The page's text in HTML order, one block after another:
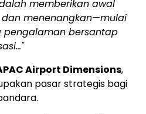
memberikan awal
menenangkan—mulai
pengalaman bersantap
Airport Dimensions,
pasar strategis bagi